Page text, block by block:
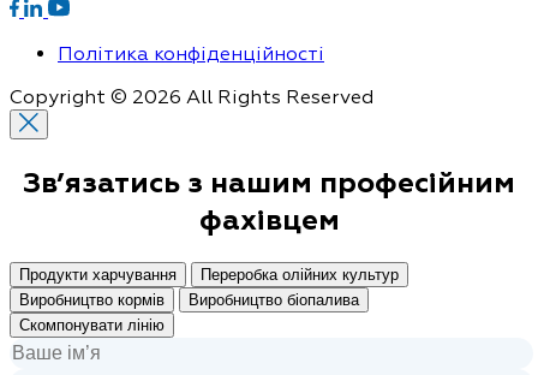
Політика конфіденційності
Copyright © 2026 All Rights Reserved
Зв’язатись з нашим професійним
фахівцем
Продукти харчування
Переробка олійних культур
Виробництво кормів
Виробництво біопалива
Скомпонувати лінію